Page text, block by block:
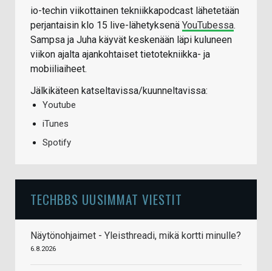
io-techin viikottainen tekniikkapodcast lähetetään
perjantaisin klo 15 live-lähetyksenä YouTubessa.
Sampsa ja Juha käyvät keskenään läpi kuluneen
viikon ajalta ajankohtaiset tietotekniikka- ja
mobiiliaiheet.
Jälkikäteen katseltavissa/kuunneltavissa:
Youtube
iTunes
Spotify
TECHBBS UUSIMMAT VIESTIT
Näytönohjaimet - Yleisthreadi, mikä kortti minulle?
6.8.2026